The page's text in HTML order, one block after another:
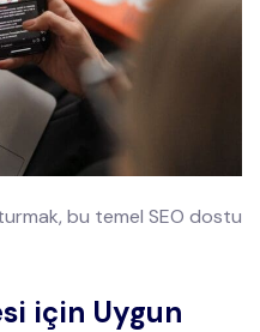
bu temel SEO dostu
için Uygun